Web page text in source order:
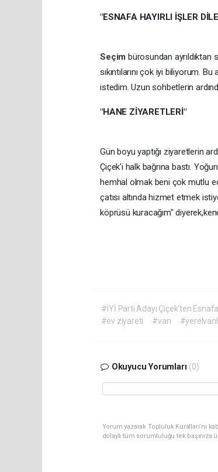
"ESNAFA HAYIRLI İŞLER
Seçim bürosundan ayrıldıktan
sıkıntılarını çok iyi biliyorum.
istedim. Uzun sohbetlerin
"HANE ZİYARETLERİ"
Gün boyu yaptığı ziyaretlerin
Çiçek'i halk bağrına bastı.
hemhal olmak beni çok mutlu
çatısı altında hizmet etmek
köprüsü kuracağım"
#İYİ Parti Adayı Çiçek'ten
#ev ziyareti
#van
Okuyucu Yorumları (0)
Yorum yazarak Topluluk Kuralları’nı
dolaylı tüm sorumluluğu tek